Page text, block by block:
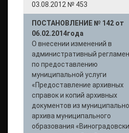
03.08.2012 № 453
ПОСТАНОВЛЕНИЕ № 142 от
06.02.2014года
О внесении изменений в
административный
по предоставлению
муниципальной услуги
«Предоставление архивных
справок и копий архивных
документов из
архива муниципального
образования